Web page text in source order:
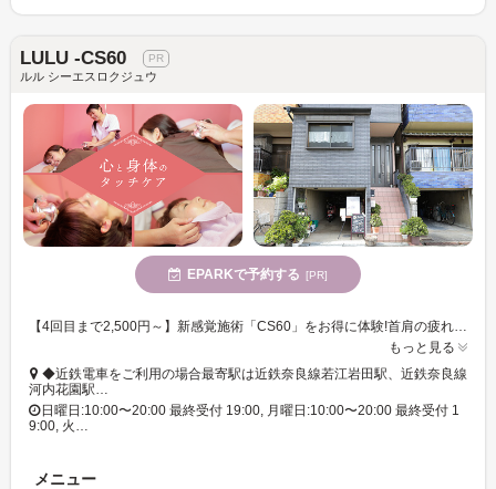
LULU -CS60
ルル シーエスロクジュウ
EPARKで予約する [PR]
もっと見る
◆近鉄電車をご利用の場合最寄駅は近鉄奈良線若江岩田駅、近鉄奈良線
河内花園駅…
日曜日:10:00〜20:00 最終受付 19:00, 月曜日:10:00〜20:00 最終受付 1
9:00, 火…
メニュー